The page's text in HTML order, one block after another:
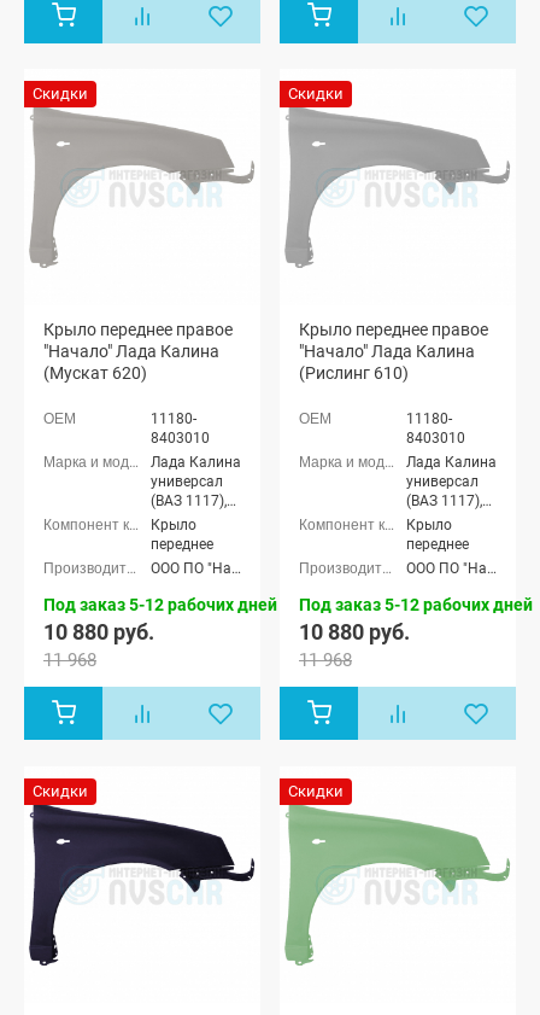
Скидки
Крыло переднее правое
"Начало" Лада Калина
(Мускат 620)
11180-
8403010
Лада Калина
универсал
(ВАЗ 1117),
Лада Калина
седан (ВАЗ
Калина
хэтчбек (ВАЗ
1119)
Крыло
переднее
ООО ПО "Начало"
Под заказ 5-12 рабочих дней
10 880 руб.
11 968
Скидки
Крыло переднее правое
"Начало" Лада Калина
(Рислинг 610)
11180-
8403010
Лада Калина
универсал
(ВАЗ 1117),
Лада Калина
седан (ВАЗ
Калина
хэтчбек (ВАЗ
1119)
Крыло
переднее
ООО ПО "Начало"
Под заказ 5-12 рабочих дней
10 880 руб.
11 968
Скидки Скидки